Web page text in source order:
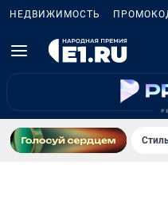
НЕДВИЖИМОСТЬ